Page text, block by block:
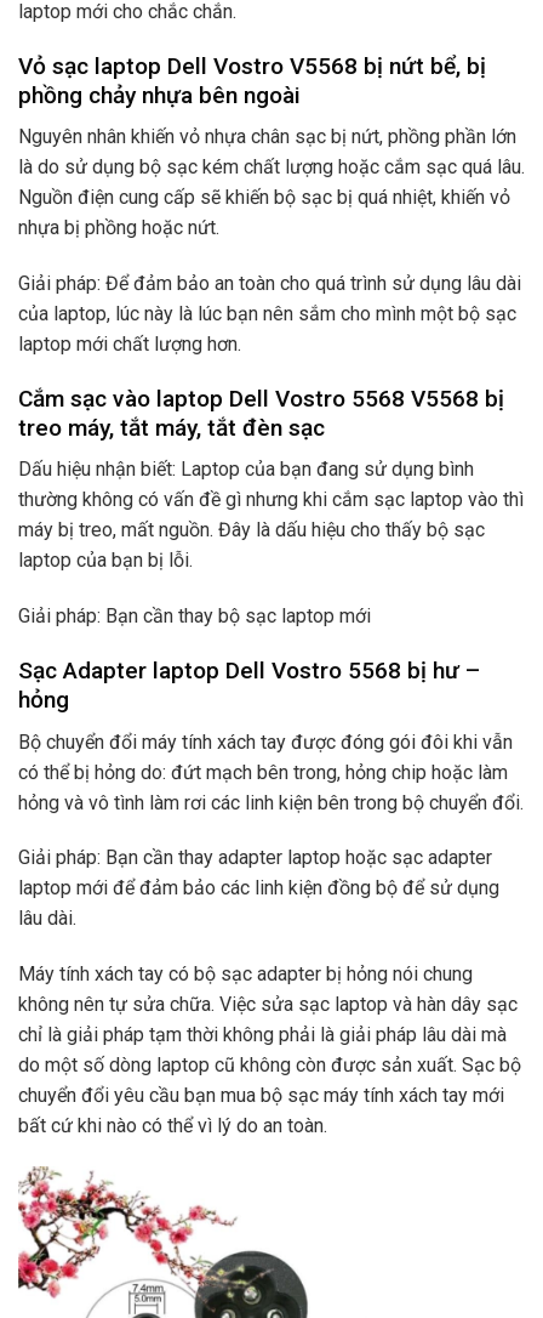
laptop mới cho chắc chắn.
Vỏ sạc laptop Dell Vostro V5568 bị nứt bể, bị
phồng chảy nhựa bên ngoài
Nguyên nhân khiến vỏ nhựa chân sạc bị nứt, phồng phần lớn
là do sử dụng bộ sạc kém chất lượng hoặc cắm sạc quá lâu.
Nguồn điện cung cấp sẽ khiến bộ sạc bị quá nhiệt, khiến vỏ
nhựa bị phồng hoặc nứt.
Giải pháp: Để đảm bảo an toàn cho quá trình sử dụng lâu dài
của laptop, lúc này là lúc bạn nên sắm cho mình một bộ sạc
laptop mới chất lượng hơn.
Cắm sạc vào laptop Dell Vostro 5568 V5568 bị
treo máy, tắt máy, tắt đèn sạc
Dấu hiệu nhận biết: Laptop của bạn đang sử dụng bình
thường không có vấn đề gì nhưng khi cắm sạc laptop vào thì
máy bị treo, mất nguồn. Đây là dấu hiệu cho thấy bộ sạc
laptop của bạn bị lỗi.
Giải pháp: Bạn cần thay bộ sạc laptop mới
Sạc Adapter laptop Dell Vostro 5568 bị hư –
hỏng
Bộ chuyển đổi máy tính xách tay được đóng gói đôi khi vẫn
có thể bị hỏng do: đứt mạch bên trong, hỏng chip hoặc làm
hỏng và vô tình làm rơi các linh kiện bên trong bộ chuyển đổi.
Giải pháp: Bạn cần thay adapter laptop hoặc sạc adapter
laptop mới để đảm bảo các linh kiện đồng bộ để sử dụng
lâu dài.
Máy tính xách tay có bộ sạc adapter bị hỏng nói chung
không nên tự sửa chữa. Việc sửa sạc laptop và hàn dây sạc
chỉ là giải pháp tạm thời không phải là giải pháp lâu dài mà
do một số dòng laptop cũ không còn được sản xuất. Sạc bộ
chuyển đổi yêu cầu bạn mua bộ sạc máy tính xách tay mới
bất cứ khi nào có thể vì lý do an toàn.